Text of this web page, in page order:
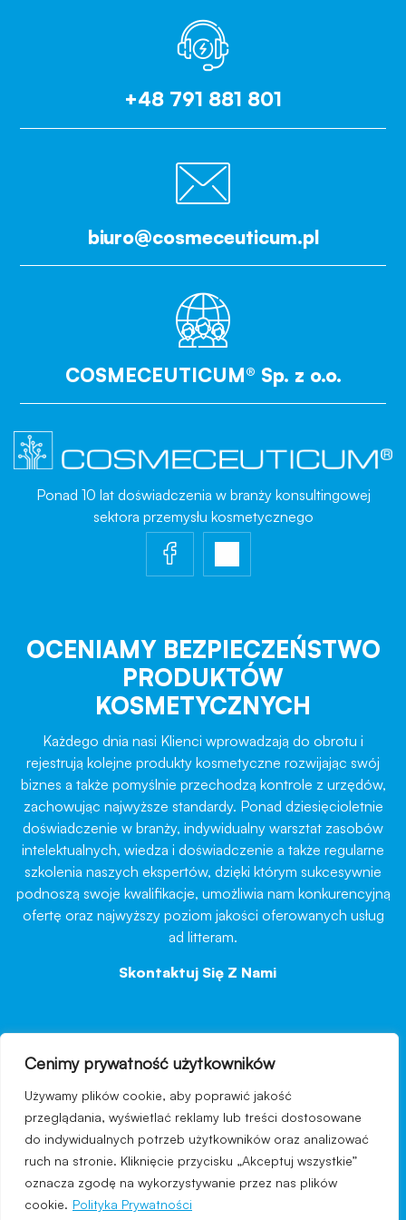
Cenimy prywatność użytkowników
Używamy plików cookie, aby poprawić jakość
przeglądania, wyświetlać reklamy lub treści dostosowane
do indywidualnych potrzeb użytkowników oraz analizować
ruch na stronie. Kliknięcie przycisku „Akceptuj wszystkie”
oznacza zgodę na wykorzystywanie przez nas plików
cookie. Polityka Prywatności
+48 791 881 801
biuro@cosmeceuticum.pl
COSMECEUTICUM® Sp. z o.o.
Ponad 10 lat doświadczenia w branży konsultingowej
sektora przemysłu kosmetycznego
OCENIAMY BEZPIECZEŃSTWO
PRODUKTÓW
KOSMETYCZNYCH
Każdego dnia nasi Klienci wprowadzają do obrotu i
rejestrują kolejne produkty kosmetyczne rozwijając swój
biznes a także pomyślnie przechodzą kontrole z urzędów,
zachowując najwyższe standardy. Ponad dziesięcioletnie
doświadczenie w branży, indywidualny warsztat zasobów
intelektualnych, wiedza i doświadczenie a także regularne
szkolenia naszych ekspertów, dzięki którym sukcesywnie
podnoszą swoje kwalifikacje, umożliwia nam konkurencyjną
ofertę oraz najwyższy poziom jakości oferowanych usług
ad litteram.
Skontaktuj Się Z Nami
nawigacja
Regulamin strony
Polityka prywatności
Kontakt